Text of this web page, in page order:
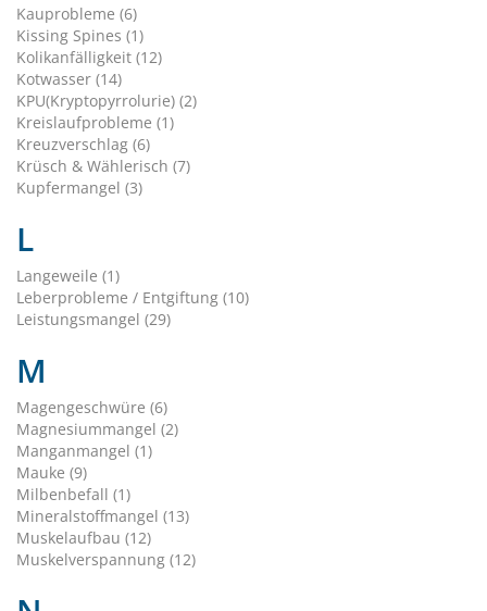
Kauprobleme (6)
Kissing Spines (1)
Kolikanfälligkeit (12)
Kotwasser (14)
KPU(Kryptopyrrolurie) (2)
Kreislaufprobleme (1)
Kreuzverschlag (6)
Krüsch & Wählerisch (7)
Kupfermangel (3)
L
Langeweile (1)
Leberprobleme / Entgiftung (10)
Leistungsmangel (29)
M
Magengeschwüre (6)
Magnesiummangel (2)
Manganmangel (1)
Mauke (9)
Milbenbefall (1)
Mineralstoffmangel (13)
Muskelaufbau (12)
Muskelverspannung (12)